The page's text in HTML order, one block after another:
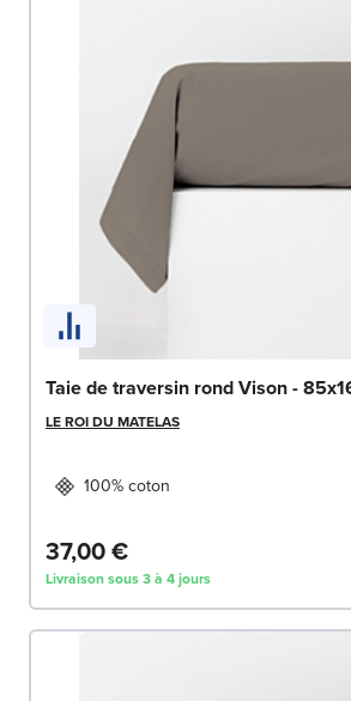
Taie de traversin rond Vison -
LE ROI DU MATELAS
100% coton
37,00 €
Livraison sous 3 à 4 jours